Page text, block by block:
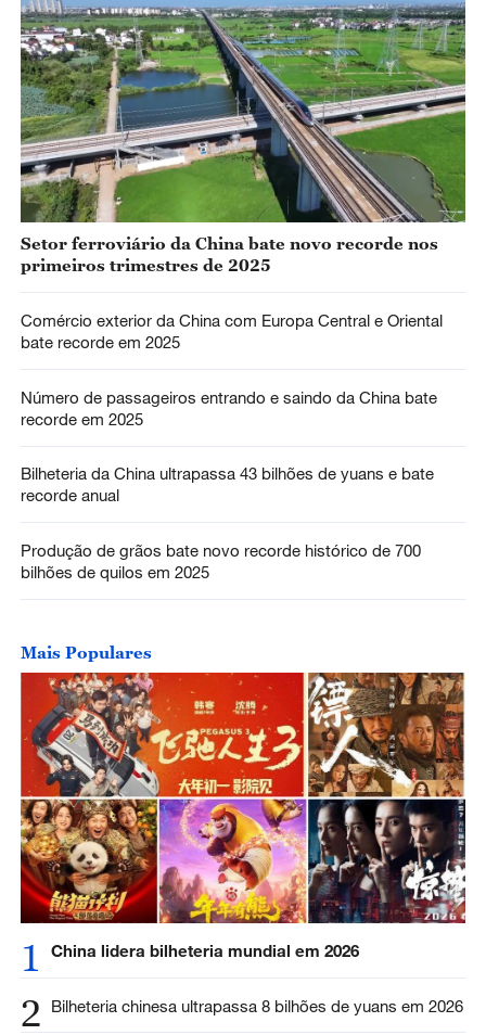
Setor ferroviário da China bate novo recorde nos
primeiros trimestres de 2025
Comércio exterior da China com Europa Central e Oriental
bate recorde em 2025
Número de passageiros entrando e saindo da China bate
recorde em 2025
Bilheteria da China ultrapassa 43 bilhões de yuans e bate
recorde anual
Produção de grãos bate novo recorde histórico de 700
bilhões de quilos em 2025
Mais Populares
1 China lidera bilheteria mundial em 2026
2 Bilheteria chinesa ultrapassa 8 bilhões de yuans em 2026